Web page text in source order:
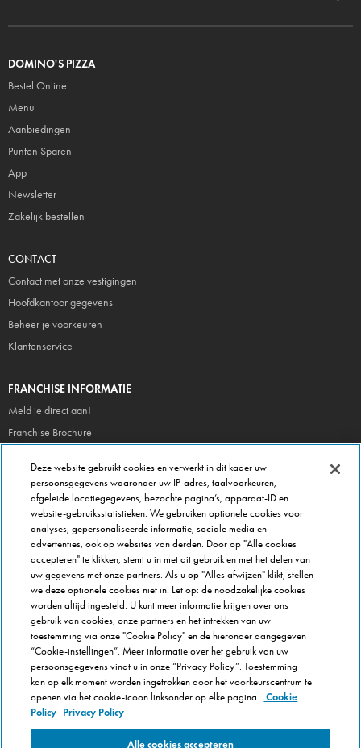
DOMINO'S PIZZA
Bestel Online
Menu
Aanbiedingen
Punten Sparen
App
Newsletter
Zakelijk bestellen
CONTACT
Contact met onze vestigingen
Hoofdkantoor gegevens
Beheer je voorkeuren
Klantenservice
FRANCHISE INFORMATIE
Meld je direct aan!
Franchise Brochure
OVER DOMINOS
Newsroom
Werken bij Domino's
Care Team (voor medewerkers)
Scam waarschuwing
Privacybeleid
Voorwaarden & Condities
Cookie Policy
Cookie-instellingen
Deze website gebruikt cookies en verwerkt in dit kader uw
persoonsgegevens waaronder uw IP-adres, taalvoorkeuren,
afgeleide locatiegegevens, bezochte pagina’s, apparaat-ID en
website-gebruiksstatistieken. We gebruiken optionele cookies voor
analyses, gepersonaliseerde informatie, sociale media en
advertenties, ook op websites van derden. Door op "Alle cookies
accepteren" te klikken, stemt u in met dit gebruik en met het delen van
uw gegevens met onze partners. Als u op "Alles afwijzen" klikt, stellen
we deze optionele cookies niet in. Let op: de noodzakelijke cookies
worden altijd ingesteld. U kunt meer informatie krijgen over ons
gebruik van cookies, onze partners en het intrekken van uw
toestemming via onze "Cookie Policy" en de hieronder aangegeven
“Cookie-instellingen”. Meer informatie over het gebruik van uw
persoonsgegevens vindt u in onze “Privacy Policy”. Toestemming
kan op elk moment worden ingetrokken door het voorkeurscentrum te
openen via het cookie-icoon linksonder op elke pagina. Cookie
Policy Privacy Policy
Alle cookies accepteren